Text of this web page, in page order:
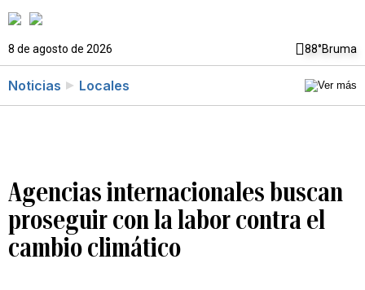
8 de agosto de 2026 88°Bruma
Noticias Locales
Agencias internacionales buscan
proseguir con la labor contra el
cambio climático